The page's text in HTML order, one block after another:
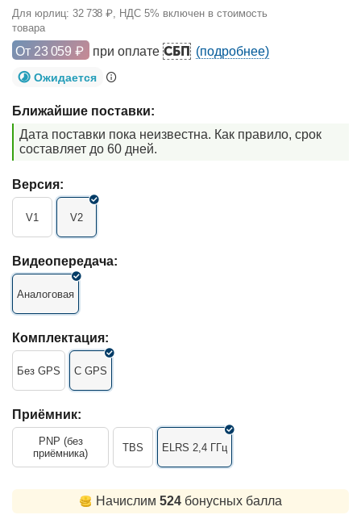
Для юрлиц: 32 738 ₽, НДС 5% включен в стоимость
товара
От 23 059 ₽ при оплатеСБП (подробнее)
Ожидается
Ближайшие поставки:
Дата поставки пока неизвестна. Как правило, срок
составляет до 60 дней.
Версия:
V1 V2
Видеопередача:
Аналоговая
Комплектация:
Без GPS С GPS
Приёмник:
PNP (без
приёмника)
TBS ELRS 2,4 ГГц
Начислим 524бонусных балла